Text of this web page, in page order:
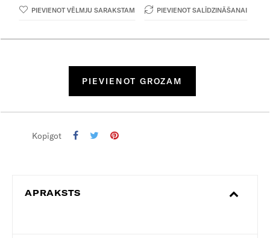
PIEVIENOT VĒLMJU SARAKSTAM PIEVIENOT SALĪDZINĀŠANAI
PIEVIENOT GROZAM
Kopīgot
APRAKSTS